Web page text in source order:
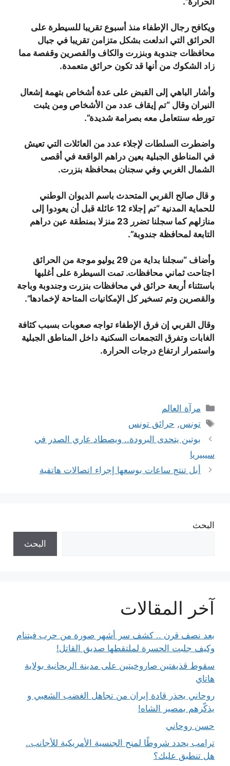
ويكافح رجال الإطفاء منذ أسبوع تقريبا للسيطرة على
الحرائق التي اندلعت بشكل متزامن تقريبا في جبال
محافظات جندوبة وبنزرت والكاف والقصرين وقفصة مما
زاد الشكوك من أنها قد تكون حرائق متعمدة.
وأشار الباهي إلى القبض على عدة أشخاص بتهمة إشعال
النيران وقال “تم إيقاف عدد من الأشخاص ومن يثبت
تورطه سنتعامل معه بصرامة شديدة”.
واضطرت السلطات لإجلاء عدد من العائلات التي تعيش
في المناطق الجبلية بعين دراهم الواقعة في أقصى
الشمال الغربي وفي سجنان بمحافظة بنزرت.
و قال صالح القربي المتحدث باسم الديوان الوطني
للحماية المدنية “تم إجلاء 12 عائلة قبل أن يعودوا إلى
منازلهم كما سجلنا تضرر 23 منزلا بمنطقة عين دراهم
التابعة لمحافظة جندوبة”.
وأضاف “سجلنا بداية من 29 يوليو موجة من الحرائق
اجتاحت ثماني محافظات. تمت السيطرة على أغلبها
باستثناء أربعة حرائق في محافظات بنزرت وجندوبة وباجة
والقصرين وتم تسخير كل الإمكانيات المتاحة لإخمادها”.
وقال القربي إن فرق الإطفاء تواجه صعوبات بسبب كثافة
الغابات وتفرق التجمعات السكنية داخل المناطق الجبلية
واستمرار ارتفاع درجات الحرارة.
التصنيفات
مرآة العالم
الوسوم
تونس, حرائق تونس
بوتين يتحدى البرودة.. ويصطاد عاري الصدر في
سيبيريا
أبل تنتج ساعات بوسعها إجراء اتصالات هاتفية
البحث
البحث
آخر المقالات
بعد نصف قرن .. كشف سر أشهر صورة من حرب فيتنام
وكيف جلبت الحسرة لملتقطها صديق القاتل!
سقوط قذيفتين صاروخيتين على مدينة الريحانية بولاية
هاتاي
روحاني يحذر قادة إيران من تجاهل الغضب الشعبي و
يذكّرهم بمصير الشاه!
حسن روحاني
ترامب يحدد شروطًا لمنح الجنسية الأمريكية للأجانب..
هل تنطبق عليك؟